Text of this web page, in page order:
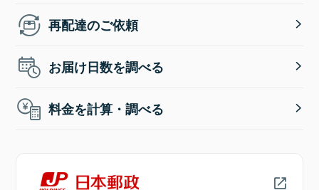
再配達のご依頼
お届け日数を調べる
料金を計算・調べる